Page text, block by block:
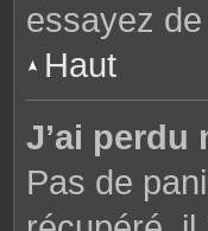
essayez
Haut
J’ai perdu
Pas de